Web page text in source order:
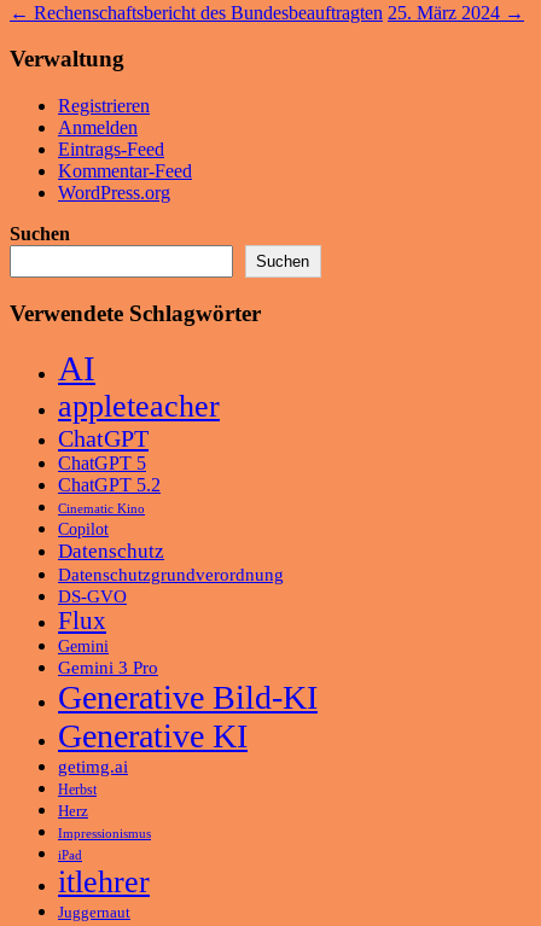
← Rechenschaftsbericht des Bundesbeauftragten 25. März 2024 →
Verwaltung
Registrieren
Anmelden
Eintrags-Feed
Kommentar-Feed
WordPress.org
Suchen
Suchen
Verwendete Schlagwörter
AI
appleteacher
ChatGPT
ChatGPT 5
ChatGPT 5.2
Cinematic Kino
Copilot
Datenschutz
Datenschutzgrundverordnung
DS-GVO
Flux
Gemini
Gemini 3 Pro
Generative Bild-KI
Generative KI
getimg.ai
Herbst
Herz
Impressionismus
iPad
itlehrer
Juggernaut